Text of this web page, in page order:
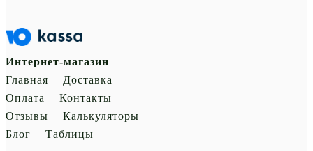
Интернет-магазин
Главная
Доставка
Оплата
Контакты
Отзывы
Калькуляторы
Блог
Таблицы